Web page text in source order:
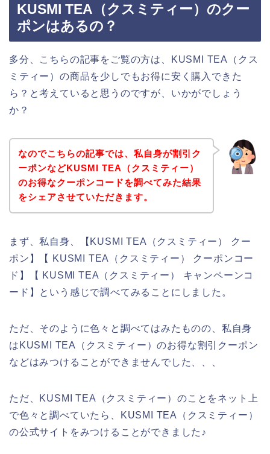
KUSMI TEA（クスミティー）のクー
ポンはあるの？
多分、こちらの記事をご覧の方は、KUSMI TEA（クス
ミティー）の商品を少しでもお得に安く購入できた
ら？と考えていると思うのですが、いかがでしょう
か？
なのでこちらの記事では、私自身が割引ク
ーポンなどKUSMI TEA（クスミティー）
のお得なクーポンコードを調べてみた結果
をシェアさせていただきます。
まず、私自身、【KUSMI TEA（クスミティー） クー
ポン】【 KUSMI TEA（クスミティー） クーポンコー
ド】【 KUSMI TEA（クスミティー） キャンペーンコ
ード】という感じで調べてみることにしました。
ただ、そのように色々と調べてはみたものの、私自身
はKUSMI TEA（クスミティー）のお得な割引クーポン
などはみつけることができませんでした、、、
ただ、KUSMI TEA（クスミティー）のことをネット上
で色々と調べていたら、KUSMI TEA（クスミティー）
の公式サイトをみつけることができました♪